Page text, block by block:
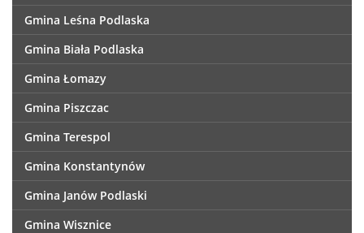
Gmina Leśna Podlaska
Gmina Biała Podlaska
Gmina Łomazy
Gmina Piszczac
Gmina Terespol
Gmina Konstantynów
Gmina Janów Podlaski
Gmina Wisznice